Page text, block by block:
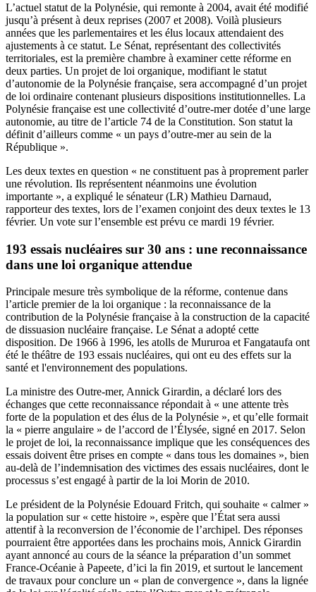
L’actuel statut de la Polynésie, qui remonte à 2004, avait été modifié
jusqu’à présent à deux reprises (2007 et 2008). Voilà plusieurs
années que les parlementaires et les élus locaux attendaient des
ajustements à ce statut. Le Sénat, représentant des collectivités
territoriales, est la première chambre à examiner cette réforme en
deux parties. Un projet de loi organique, modifiant le statut
d’autonomie de la Polynésie française, sera accompagné d’un projet
de loi ordinaire contenant plusieurs dispositions institutionnelles. La
Polynésie française est une collectivité d’outre-mer dotée d’une large
autonomie, au titre de l’article 74 de la Constitution. Son statut la
définit d’ailleurs comme « un pays d’outre-mer au sein de la
République ».
Les deux textes en question « ne constituent pas à proprement parler
une révolution. Ils représentent néanmoins une évolution
importante », a expliqué le sénateur (LR) Mathieu Darnaud,
rapporteur des textes, lors de l’examen conjoint des deux textes le 13
février. Un vote sur l’ensemble est prévu ce mardi 19 février.
193 essais nucléaires sur 30 ans : une reconnaissance
dans une loi organique attendue
Principale mesure très symbolique de la réforme, contenue dans
l’article premier de la loi organique : la reconnaissance de la
contribution de la Polynésie française à la construction de la capacité
de dissuasion nucléaire française. Le Sénat a adopté cette
disposition. De 1966 à 1996, les atolls de Mururoa et Fangataufa ont
été le théâtre de 193 essais nucléaires, qui ont eu des effets sur la
santé et l'environnement des populations.
La ministre des Outre-mer, Annick Girardin, a déclaré lors des
échanges que cette reconnaissance répondait à « une attente très
forte de la population et des élus de la Polynésie », et qu’elle formait
la « pierre angulaire » de l’accord de l’Élysée, signé en 2017. Selon
le projet de loi, la reconnaissance implique que les conséquences des
essais doivent être prises en compte « dans tous les domaines », bien
au-delà de l’indemnisation des victimes des essais nucléaires, dont le
processus s’est engagé à partir de la loi Morin de 2010.
Le président de la Polynésie Edouard Fritch, qui souhaite « calmer »
la population sur « cette histoire », espère que l’État sera aussi
attentif à la reconversion de l’économie de l’archipel. Des réponses
pourraient être apportées dans les prochains mois, Annick Girardin
ayant annoncé au cours de la séance la préparation d’un sommet
France-Océanie à Papeete, d’ici la fin 2019, et surtout le lancement
de travaux pour conclure un « plan de convergence », dans la lignée